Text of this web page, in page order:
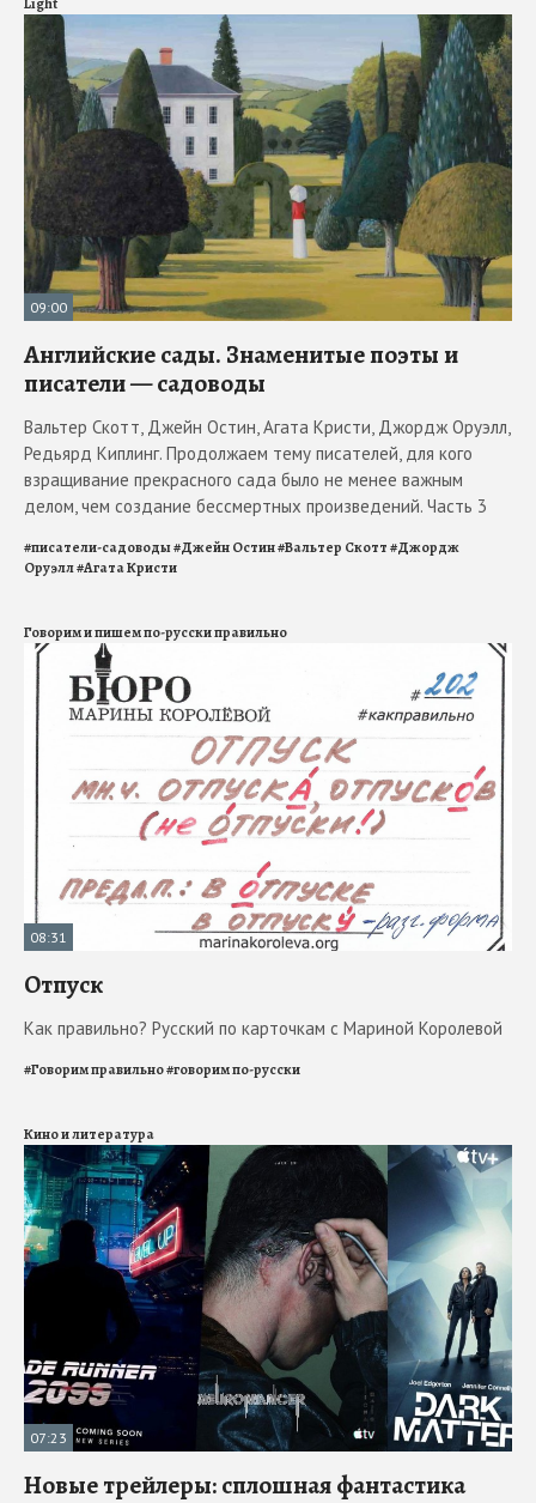
09:00
Английские сады. Знаменитые поэты и
писатели — садоводы
Вальтер Скотт, Джейн Остин, Агата Кристи, Джордж Оруэлл,
Редьярд Киплинг. Продолжаем тему писателей, для кого
взращивание прекрасного сада было не менее важным
делом, чем создание бессмертных произведений. Часть 3
#писатели-садоводы#Джейн Остин#Вальтер Скотт#Джордж
Оруэлл#Агата Кристи
Говорим и пишем по-русски правильно
08:31
Отпуск
Как правильно? Русский по карточкам с Мариной Королевой
#Говорим правильно#говорим по-русски
Кино и литература
07:23
Новые трейлеры: сплошная фантастика